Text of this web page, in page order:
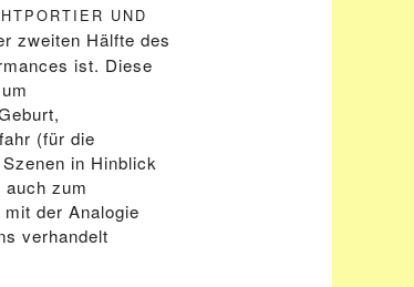
UND
zweiten Hälfte des
ist. Diese
(für die
in Hinblick
auch zum
der Analogie
verhandelt